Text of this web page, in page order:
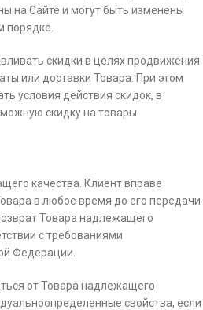
на Сайте и могут быть изменены
порядке.
скидки в целях продвижения
или доставки Товара. При этом
условия действия скидок, в
скидку на товары.
качества. Клиент вправе
в любое время до его передачи
Товара надлежащего
с требованиями
Федерации.
от Товара надлежащего
свойства, если